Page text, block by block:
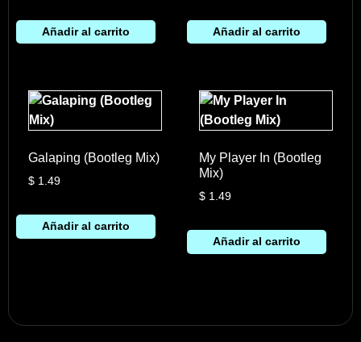
Añadir al carrito Añadir al carrito
Galaping (Bootleg Mix)
$1.49
Añadir al carrito
My Player In (Bootleg
Mix)
$ 1.49
Añadir al carrito